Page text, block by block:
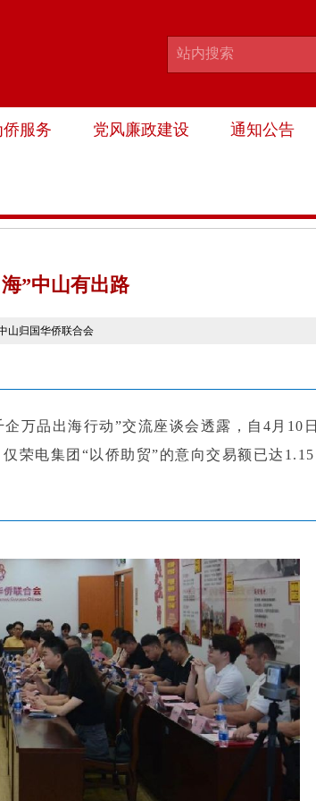
侨服务 党风廉政建设 通知公告
”中山有出路
归国华侨联合会
万品出海行动”交流座谈会透露，自4月10日
荣电集团“以侨助贸”的意向交易额已达1.15